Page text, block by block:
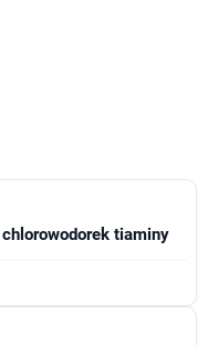
chlorowodorek tiaminy